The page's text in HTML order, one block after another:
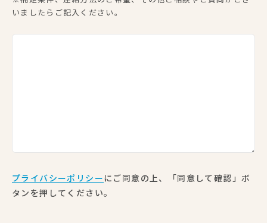
いましたらご記入ください。
プライバシーポリシーにご同意の上、「同意して確認」ボ
タンを押してください。